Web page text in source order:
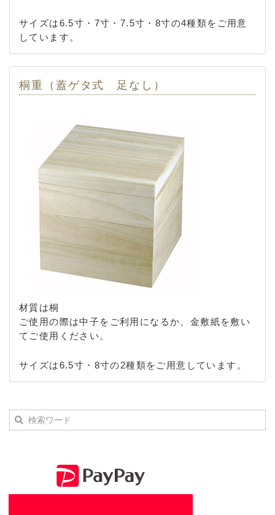
サイズは6.5寸・7寸・7.5寸・8寸の4種類をご用意
しています。
桐重（蓋ゲタ式 足なし）
材質は桐
ご使用の際は中子をご利用になるか、金敷紙を敷い
てご使用ください。
サイズは6.5寸・8寸の2種類をご用意しています。